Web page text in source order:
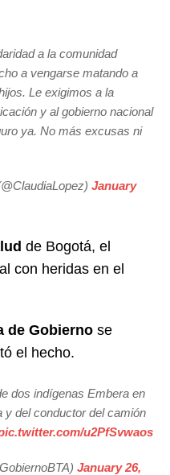
a la comunidad
a vengarse matando a
Le exigimos a la
y al gobierno nacional
ya. No más excusas ni
January
de Bogotá, el
con heridas en el
de Gobierno se
el hecho.
dos indígenas Embera en
y del conductor del camión
u2PfSvwaos
January 26,